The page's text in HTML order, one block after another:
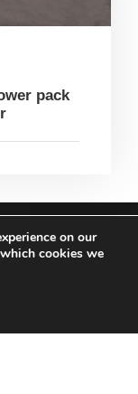
pack
RESERVED |
on our
cookies we